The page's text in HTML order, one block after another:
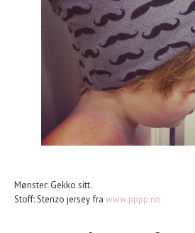
Mønster: Gekko sitt.
Stoff: Stenzo jersey fra www.pppp.no